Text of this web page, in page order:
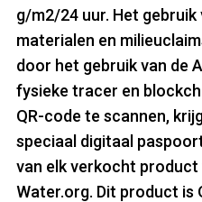
g/m2/24 uur. Het
materialen en
door het gebruik van de
fysieke tracer en
QR-code te scannen,
speciaal digitaal
van elk verkocht
Water.org. Dit product is